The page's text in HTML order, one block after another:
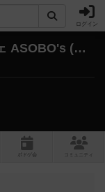
ログイン
ボードゲームカフェ ASOBO's (アソボーズ)
ボ ドゲ コミュニティ